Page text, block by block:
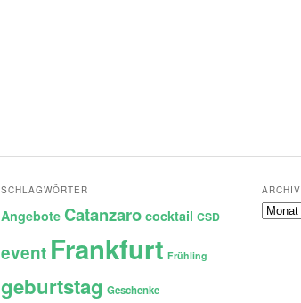
SCHLAGWÖRTER
Angebote Catanzaro cocktail CSD
event Frankfurt Frühling
geburtstag Geschenke
ARCHIV
Archiv